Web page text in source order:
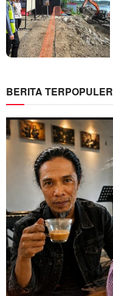
BERITA TERPOPULER